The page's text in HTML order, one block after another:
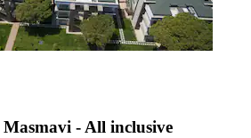
- All inclusive